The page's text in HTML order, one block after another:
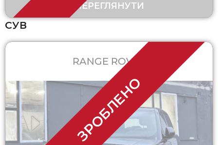
ПЕРЕГЛЯНУТИ
СУВ
ЗРОБЛЕНО
RANGE ROVER